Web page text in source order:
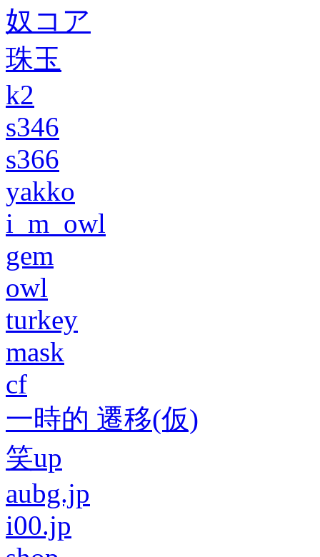
奴コア
珠玉
k2
s346
s366
yakko
i_m_owl
gem
owl
turkey
mask
cf
一時的 遷移(仮)
笑up
aubg.jp
i00.jp